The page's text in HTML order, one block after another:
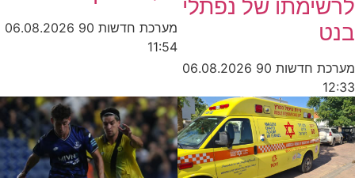
לרשימתו של נפתלי
בנט
מערכת חדשות 90
06.08.2026
12:33
מערכת חדשות 90
06.08.2026
11:54